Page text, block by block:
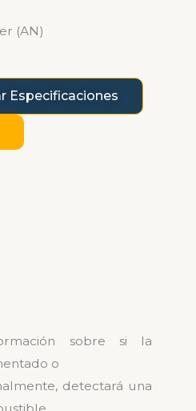
(AN)
Especificaciones
sobre si la
o
detectará una